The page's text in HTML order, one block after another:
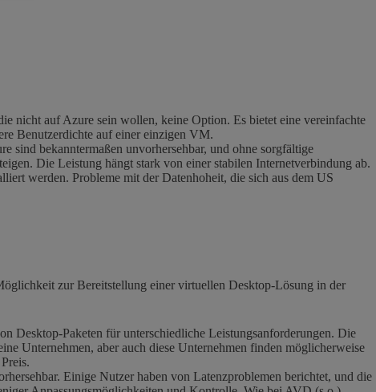
nicht auf Azure sein wollen, keine Option. Es bietet eine vereinfachte
Benutzerdichte auf einer einzigen VM.
sind bekanntermaßen unvorhersehbar, und ohne sorgfältige
Die Leistung hängt stark von einer stabilen Internetverbindung ab.
werden. Probleme mit der Datenhoheit, die sich aus dem US
zur Bereitstellung einer virtuellen Desktop-Lösung in der
Desktop-Paketen für unterschiedliche Leistungsanforderungen. Die
Unternehmen, aber auch diese Unternehmen finden möglicherweise
Einige Nutzer haben von Latenzproblemen berichtet, und die